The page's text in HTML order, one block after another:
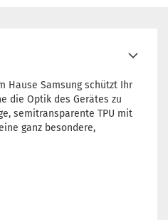
Hause Samsung schützt Ihr
die Optik des Gerätes zu
semitransparente TPU mit
ganz besondere,